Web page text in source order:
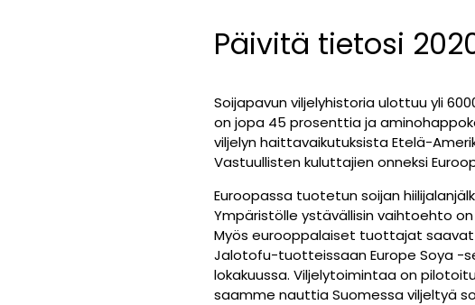
Päivitä tietosi
Soijapavun viljelyhistoria ulottuu yli
on jopa 45 prosenttia ja
viljelyn haittavaikutuksista Etelä-
Vastuullisten kuluttajien onneksi
Euroopassa tuotetun soijan
Ympäristölle ystävällisin vaihtoehto
Myös eurooppalaiset tuottajat
Jalotofu-tuotteissaan Europe Soya -
lokakuussa. Viljelytoimintaa on
saamme nauttia Suomessa viljeltyä